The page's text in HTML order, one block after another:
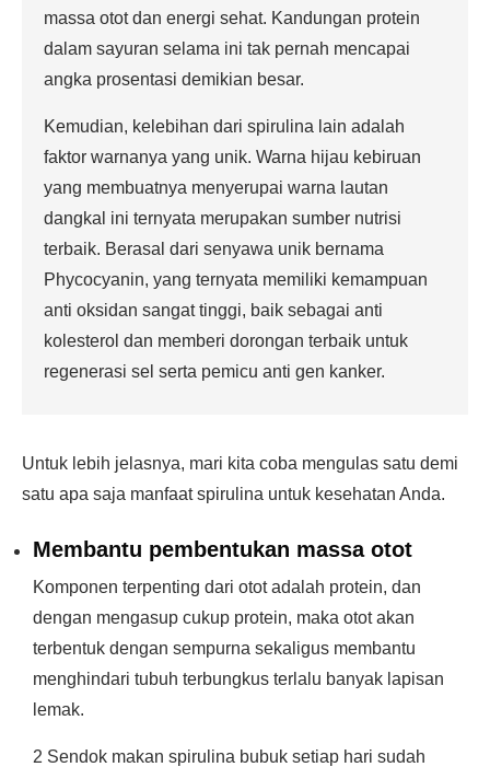
massa otot dan energi sehat. Kandungan protein
dalam sayuran selama ini tak pernah mencapai
angka prosentasi demikian besar.
Kemudian, kelebihan dari spirulina lain adalah
faktor warnanya yang unik. Warna hijau kebiruan
yang membuatnya menyerupai warna lautan
dangkal ini ternyata merupakan sumber nutrisi
terbaik. Berasal dari senyawa unik bernama
Phycocyanin, yang ternyata memiliki kemampuan
anti oksidan sangat tinggi, baik sebagai anti
kolesterol dan memberi dorongan terbaik untuk
regenerasi sel serta pemicu anti gen kanker.
Untuk lebih jelasnya, mari kita coba mengulas satu demi
satu apa saja manfaat spirulina untuk kesehatan Anda.
Membantu pembentukan massa otot
Komponen terpenting dari otot adalah protein, dan
dengan mengasup cukup protein, maka otot akan
terbentuk dengan sempurna sekaligus membantu
menghindari tubuh terbungkus terlalu banyak lapisan
lemak.
2 Sendok makan spirulina bubuk setiap hari sudah